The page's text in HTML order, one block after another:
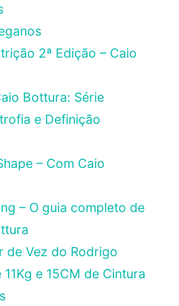
2ª Edição – Caio
Bottura: Série
e Definição
– Com Caio
– O guia completo de
de Vez do Rodrigo
e 15CM de Cintura